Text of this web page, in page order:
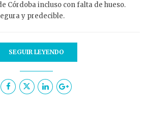
Córdoba incluso con falta de hueso.
y predecible.
SEGUIR LEYENDO